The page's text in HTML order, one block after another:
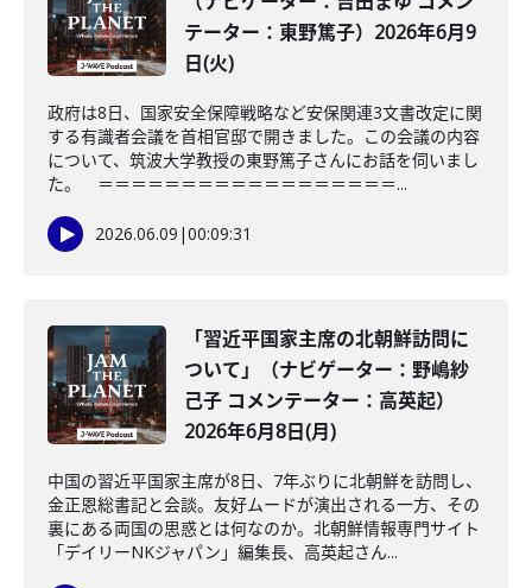
テーター：東野篤子）2026年6月9
日(火)
政府は8日、国家安全保障戦略など安保関連3文書改定に関
する有識者会議を首相官邸で開きました。この会議の内容
について、筑波大学教授の東野篤子さんにお話を伺いまし
た。 ＝＝＝＝＝＝＝＝＝＝＝＝＝＝＝＝＝＝...
2026.06.09 |00:09:31
「習近平国家主席の北朝鮮訪問に
ついて」（ナビゲーター：野嶋紗
己子 コメンテーター：高英起）
2026年6月8日(月)
中国の習近平国家主席が8日、7年ぶりに北朝鮮を訪問し、
金正恩総書記と会談。友好ムードが演出される一方、その
裏にある両国の思惑とは何なのか。北朝鮮情報専門サイト
「デイリーNKジャパン」編集長、高英起さん...